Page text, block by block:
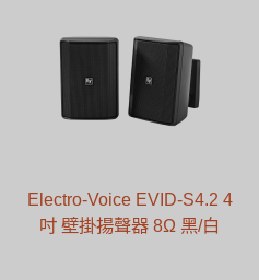
Electro-Voice EVID-S4.2 4
吋 壁掛揚聲器 8Ω 黑/白